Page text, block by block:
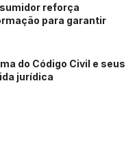
reforça
para garantir
do Código Civil e seus
jurídica